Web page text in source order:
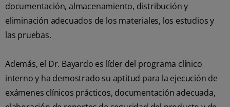
documentación, almacenamiento, distribución y
eliminación adecuados de los materiales, los estudios y
las pruebas.
Además, el Dr. Bayardo es líder del programa clínico
interno y ha demostrado su aptitud para la ejecución de
exámenes clínicos prácticos, documentación adecuada,